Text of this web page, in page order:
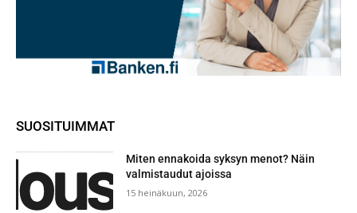
SUOSITUIMMAT
Miten ennakoida syksyn menot? Näin
valmistaudut ajoissa
15 heinäkuun, 2026